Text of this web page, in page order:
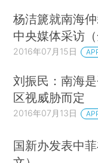
杨洁篪就南海
中央媒体采访（
2016年07月15日
刘振民：南海
区视威胁而定
2016年07月13日
国新办发表中